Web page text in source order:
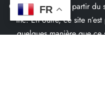
Ce site ne fait pas partir
inc. En outre, ce site
quelques manière que
FR